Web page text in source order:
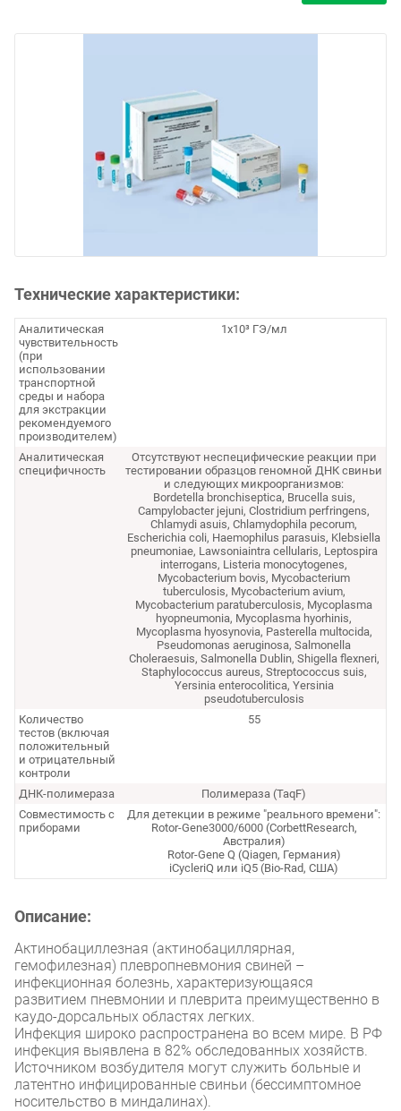
Технические характеристики:
Аналитическая
чувствительность
(при
использовании
транспортной
среды и набора
для экстракции
рекомендуемого
производителем)
1х10³ ГЭ/мл
Аналитическая
специфичность
Отсутствуют неспецифические реакции при
тестировании образцов геномной ДНК свиньи
и следующих микроорганизмов:
Bordetella bronchiseptica, Brucella suis,
Campylobacter jejuni, Clostridium perfringens,
Chlamydi asuis, Chlamydophila pecorum,
Escherichia coli, Haemophilus parasuis, Klebsiella
pneumoniae, Lawsoniaintra cellularis, Leptospira
interrogans, Listeria monocytogenes,
Mycobacterium bovis, Mycobacterium
tuberculosis, Mycobacterium avium,
Mycobacterium paratuberculosis, Mycoplasma
hyopneumonia, Mycoplasma hyorhinis,
Mycoplasma hyosynovia, Pasterella multocida,
Pseudomonas aeruginosa, Salmonella
Choleraesuis, Salmonella Dublin, Shigella flexneri,
Staphylococcus aureus, Streptococcus suis,
Yersinia enterocolitica, Yersinia
pseudotuberculosis
Количество
тестов (включая
положительный
и отрицательный
контроли
55
ДНК-полимераза
Полимераза (TaqF)
Совместимость с
приборами
Для детекции в режиме "реального времени":
Rotor-Gene3000/6000 (CorbettResearch,
Австралия)
Rotor-Gene Q (Qiagen, Германия)
iCycleriQ или iQ5 (Bio-Rad, США)
Описание:
Актинобациллезная (актинобациллярная,
гемофилезная) плевропневмония свиней –
инфекционная болезнь, характеризующаяся
развитием пневмонии и плеврита преимущественно в
каудо-дорсальных областях легких.
Инфекция широко распространена во всем мире. В РФ
инфекция выявлена в 82% обследованных хозяйств.
Источником возбудителя могут служить больные и
латентно инфицированные свиньи (бессимптомное
носительство в миндалинах).